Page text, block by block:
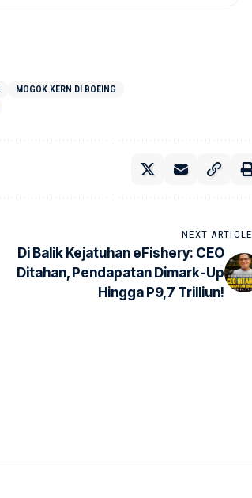
MOGOK KERN DI BOEING
NEXT ARTICLE
Di Balik Kejatuhan eFishery: CEO
Ditahan, Pendapatan Dimark-Up
Hingga P9,7 Trilliun!